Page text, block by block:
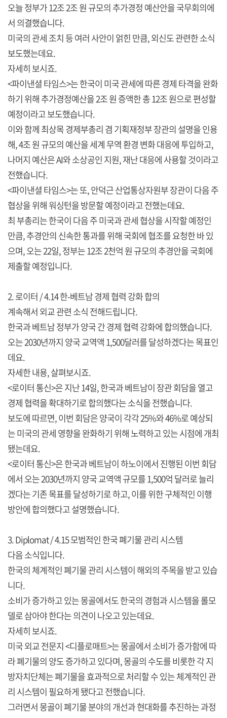
오늘 정부가 12조 2조 원 규모의 추가경정 예산안을 국무회의에
서 의결했습니다.
미국의 관세 조치 등 여러 사안이 얽힌 만큼, 외신도 관련한 소식
보도했는데요.
자세히 보시죠.
<파이낸셜 타임스>는 한국이 미국 관세에 따른 경제 타격을 완화
하기 위해 추가경정예산을 2조 원 증액한 총 12조 원으로 편성할
예정이라고 보도했습니다.
이와 함께 최상목 경제부총리 겸 기획재정부 장관의 설명을 인용
해, 4조 원 규모의 예산을 세계 무역 환경 변화 대응에 투입하고,
나머지 예산은 AI와 소상공인 지원, 재난 대응에 사용할 것이라고
전했습니다.
<파이낸셜 타임스>는 또, 안덕근 산업통상자원부 장관이 다음 주
협상을 위해 워싱턴을 방문할 예정이라고 전했는데요.
최 부총리는 한국이 다음 주 미국과 관세 협상을 시작할 예정인
만큼, 추경안의 신속한 통과를 위해 국회에 협조를 요청한 바 있
으며, 오는 22일, 정부는 12조 2천억 원 규모의 추경안을 국회에
제출할 예정입니다.
2. 로이터 / 4.14 한-베트남 경제 협력 강화 합의
계속해서 외교 관련 소식 전해드립니다.
한국과 베트남 정부가 양국 간 경제 협력 강화에 합의했습니다.
오는 2030년까지 양국 교역액 1,500달러를 달성하겠다는 목표인
데요.
자세한 내용, 살펴보시죠.
<로이터 통신>은 지난 14일, 한국과 베트남이 장관 회담을 열고
경제 협력을 확대하기로 합의했다는 소식을 전했습니다.
보도에 따르면, 이번 회담은 양국이 각각 25%와 46%로 예상되
는 미국의 관세 영향을 완화하기 위해 노력하고 있는 시점에 개최
됐는데요.
<로이터 통신>은 한국과 베트남이 하노이에서 진행된 이번 회담
에서 오는 2030년까지 양국 교역액 규모를 1,500억 달러로 늘리
겠다는 기존 목표를 달성하기로 하고, 이를 위한 구체적인 이행
방안에 합의했다고 설명했습니다.
3. Diplomat / 4.15 모범적인 한국 폐기물 관리 시스템
다음 소식입니다.
한국의 체계적인 폐기물 관리 시스템이 해외의 주목을 받고 있습
니다.
소비가 증가하고 있는 몽골에서도 한국의 경험과 시스템을 롤모
델로 삼아야 한다는 의견이 나오고 있는데요.
자세히 보시죠.
미국 외교 전문지 <디플로매트>는 몽골에서 소비가 증가함에 따
라 폐기물의 양도 증가하고 있다며, 몽골의 수도를 비롯한 각 지
방자치단체는 폐기물을 효과적으로 처리할 수 있는 체계적인 관
리 시스템이 필요하게 됐다고 전했습니다.
그러면서 몽골이 폐기물 분야의 개선과 현대화를 추진하는 과정